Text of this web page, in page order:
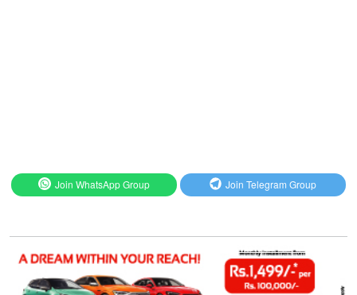
Join WhatsApp Group Join Telegram Group